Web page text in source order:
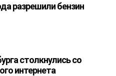
разрешили бензин
столкнулись со
интернета